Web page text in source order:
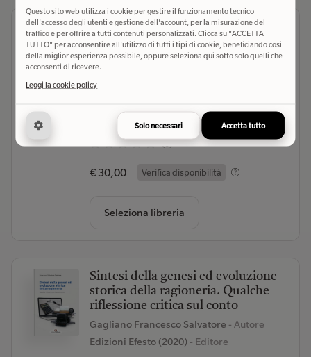
Le attività immateriali,
l'avviamento e l'impairment nei
bilanci. Principi contabili
internazionali (IAS/IFRS) e US
GAAP
Giuffrè (2006)
- Editore
€ 30,00 Verifica disponibilità
Seleziona libreria
Sintesi della genesi ed evoluzione
storica della ragioneria. Qualche
riflessione critica sul conto
Gagliano Francesco Salvatore - Autore
Edizioni Efesto (2020)- Editore
Questo sito web utilizza i cookie per gestire il funzionamento tecnico
dell'accesso degli utenti e gestione dell'account, per la misurazione del
traffico e per offrire a tutti contenuti personalizzati. Clicca su "ACCETTA
TUTTO" per acconsentire all'utilizzo di tutti i tipi di cookie, beneficiando così
della miglior esperienza possibile, oppure seleziona qui sotto solo quelli che
acconsenti di ricevere.
Leggi la cookie policy
Solo necessari Accetta tutto